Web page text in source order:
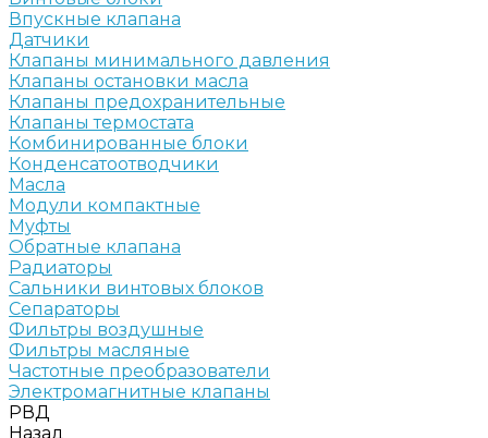
Впускные клапана
Датчики
Клапаны минимального давления
Клапаны остановки масла
Клапаны предохранительные
Клапаны термостата
Комбинированные блоки
Конденсатоотводчики
Масла
Модули компактные
Муфты
Обратные клапана
Радиаторы
Сальники винтовых блоков
Сепараторы
Фильтры воздушные
Фильтры масляные
Частотные преобразователи
Электромагнитные клапаны
РВД
Назад